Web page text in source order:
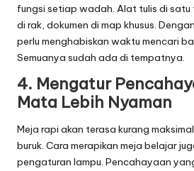
fungsi setiap wadah. Alat tulis di
di rak, dokumen di map khusus.
perlu menghabiskan waktu mencari
Semuanya sudah ada di tempatnya.
4. Mengatur
Mata Lebih Nyaman
Meja rapi akan terasa kurang
buruk. Cara merapikan meja belajar
pengaturan lampu. Pencahayaan